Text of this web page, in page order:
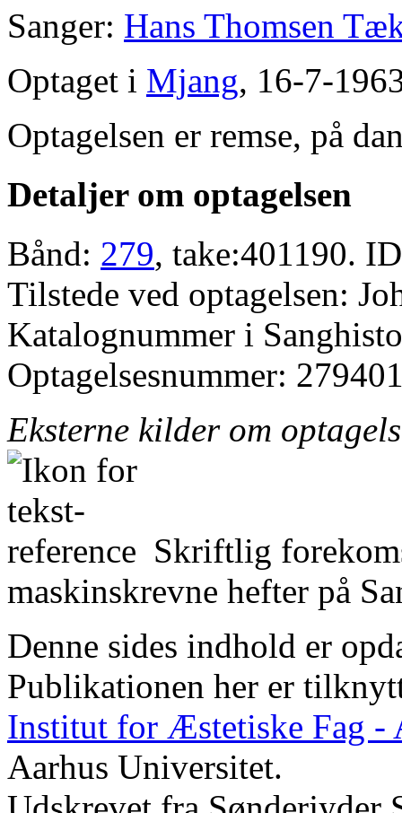
Sanger: Hans Thomsen
Optaget i Mjang, 16-7-
Optagelsen er remse, på
Detaljer om optagelsen
Bånd: 279, take:401190.
Tilstede ved optagelsen:
Katalognummer i
Optagelsesnummer:
Eksterne kilder om
Skriftlig
maskinskrevne hefter på
Denne sides indhold er
Publikationen her er
Institut for Æstetiske Fag -
Aarhus Universitet.